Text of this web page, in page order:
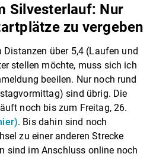
Silvesterlauf: Nur
zu vergeben
Distanzen über 5,4 (Laufen und
stellen möchte, muss sich ich
beeilen. Nur noch rund
sind übrig. Die
noch bis zum Freitag, 26.
. Bis dahin sind noch
zu einer anderen Strecke
sind im Anschluss online noch